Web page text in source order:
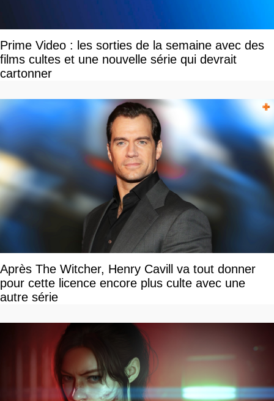
Prime Video : les sorties de la semaine avec des
films cultes et une nouvelle série qui devrait
cartonner
Après The Witcher, Henry Cavill va tout donner
pour cette licence encore plus culte avec une
autre série